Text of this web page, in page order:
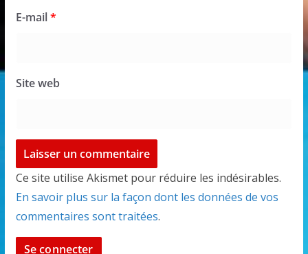
E-mail*
Site web
Ce site utilise Akismet pour réduire les indésirables.
En savoir plus sur la façon dont les données de vos
commentaires sont traitées.
Se connecter